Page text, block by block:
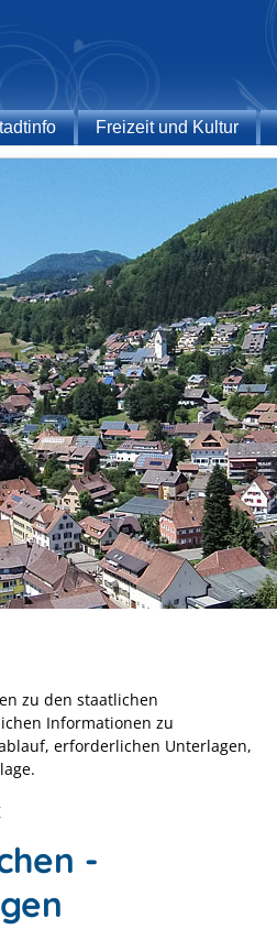
Freizeit und Kultur
zu den staatlichen
Informationen zu
erforderlichen Unterlagen,
-